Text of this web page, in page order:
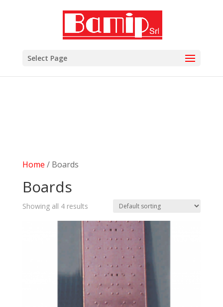
'woocommerce_hide_category_count' ); function
woocommerce_hide_category_count() { // lasciare la
Select Page
Home / Boards
Boards
Showing all 4 results